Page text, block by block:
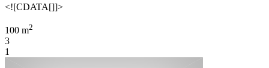
<![CDATA[]]>
100 m2
3
1